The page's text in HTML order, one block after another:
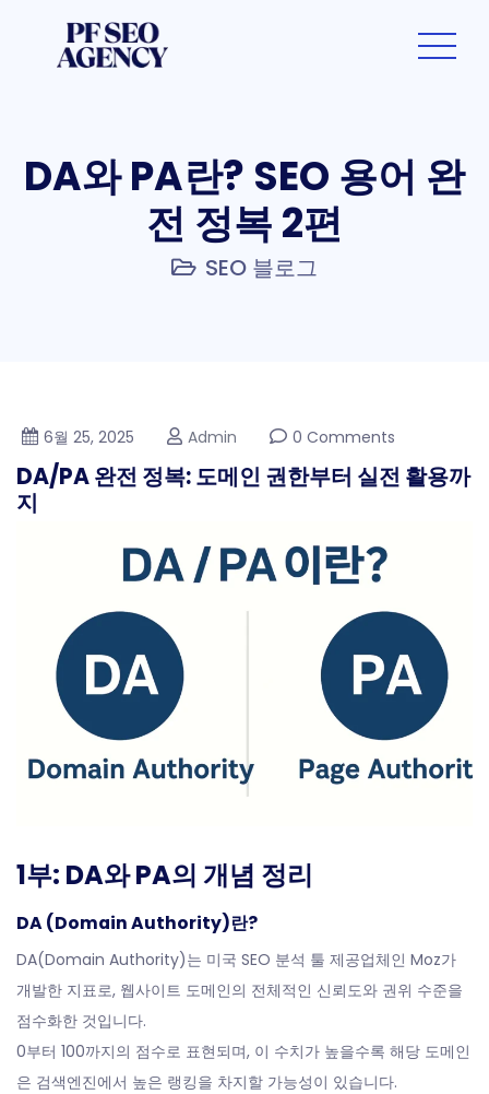
DA와 PA란? SEO 용어 완
전 정복 2편
SEO 블로그
6월 25, 2025 Admin 0 Comments
DA/PA 완전 정복: 도메인 권한부터 실전 활용까
지
1부: DA와 PA의 개념 정리
DA (Domain Authority)란?
DA(Domain Authority)는 미국 SEO 분석 툴 제공업체인 Moz가
개발한 지표로, 웹사이트 도메인의 전체적인 신뢰도와 권위 수준을
점수화한 것입니다.
0부터 100까지의 점수로 표현되며, 이 수치가 높을수록 해당 도메인
은 검색엔진에서 높은 랭킹을 차지할 가능성이 있습니다.